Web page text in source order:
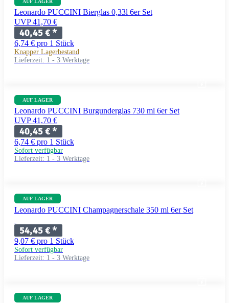
Leonardo PUCCINI Bierglas 0,33l 6er Set
UVP 41,70 €
40,45 €*
6,74 € pro 1 Stück
Knapper Lagerbestand
Lieferzeit: 1 - 3 Werktage
AUF LAGER
Leonardo PUCCINI Burgunderglas 730 ml 6er Set
UVP 41,70 €
40,45 €*
6,74 € pro 1 Stück
Sofort verfügbar
Lieferzeit: 1 - 3 Werktage
AUF LAGER
Leonardo PUCCINI Champagnerschale 350 ml 6er Set
54,45 €*
9,07 € pro 1 Stück
Sofort verfügbar
Lieferzeit: 1 - 3 Werktage
AUF LAGER